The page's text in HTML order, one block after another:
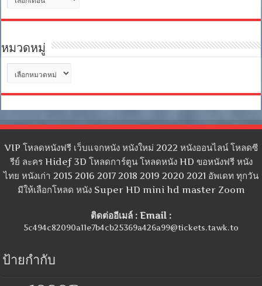
เก็บ
หมวดหมู่
หมวด
หมู่
VIP โหลดหนังฟรี เว็บแจกหนัง หนังใหม่ 2022 หนังออนไลน์ โหลดซี
รีย์ ละคร Hidef 3D โหลดการ์ตูน โหลดหนัง HD ขอหนังฟรี หนัง
ไทย หนังเก่า 2015 2016 2017 2018 2019 2020 2021 อัพเดท ทุกวัน
มีให้เลือกโหลด หนัง Super HD mini hd master Zoom
ติดต่ออีเมล์ : Email :
5c494c82090a11e7b4cb25369a426a99@tickets.tawk.to
ป้ายกำกับ